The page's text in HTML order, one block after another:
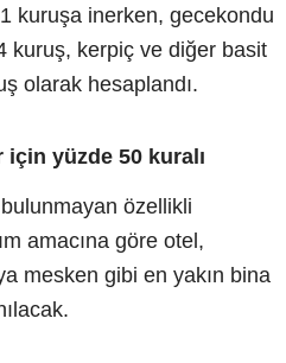
kuruşa inerken, gecekondu
kuruş, kerpiç ve diğer basit
olarak hesaplandı.
yüzde 50 kuralı
özellikli
amacına göre otel,
mesken gibi en yakın bina